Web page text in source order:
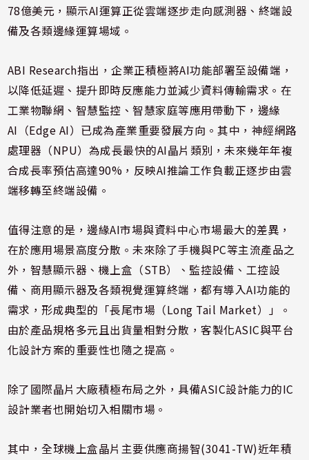
78億美元，顯示AI運算正從雲端逐步走向感測器、終端設
備及各類邊緣運算場域。
ABI Research指出，企業正積極將AI功能部署至設備端，
以降低延遲、提升即時反應能力並減少資料傳輸需求。在
工業物聯網、智慧監控、智慧家庭等應用帶動下，邊緣
AI（Edge AI）已成為產業重要發展方向。其中，神經網路
處理器（NPU）為成長最快的AI晶片類別，未來幾年年複
合成長率預估高達90%，反映AI推論工作負載正逐步由雲
端移轉至終端設備。
值得注意的是，邊緣AI市場與資料中心市場最大的差異，
在於應用場景高度分散。未來除了手機與PC等主流產品之
外，智慧顯示器、機上盒（STB）、監控設備、工控設
備、商用顯示器及各類視覺運算終端，都有導入AI功能的
需求，形成典型的「長尾市場（Long Tail Market）」。
由於產品規格多元且出貨量相對分散，客製化ASIC與平台
化設計方案的重要性也隨之提高。
除了國際晶片大廠積極布局之外，具備ASIC設計能力的IC
設計業者也開始切入相關市場。
其中，全球機上盒晶片主要供應商揚智(3041-TW)近年積